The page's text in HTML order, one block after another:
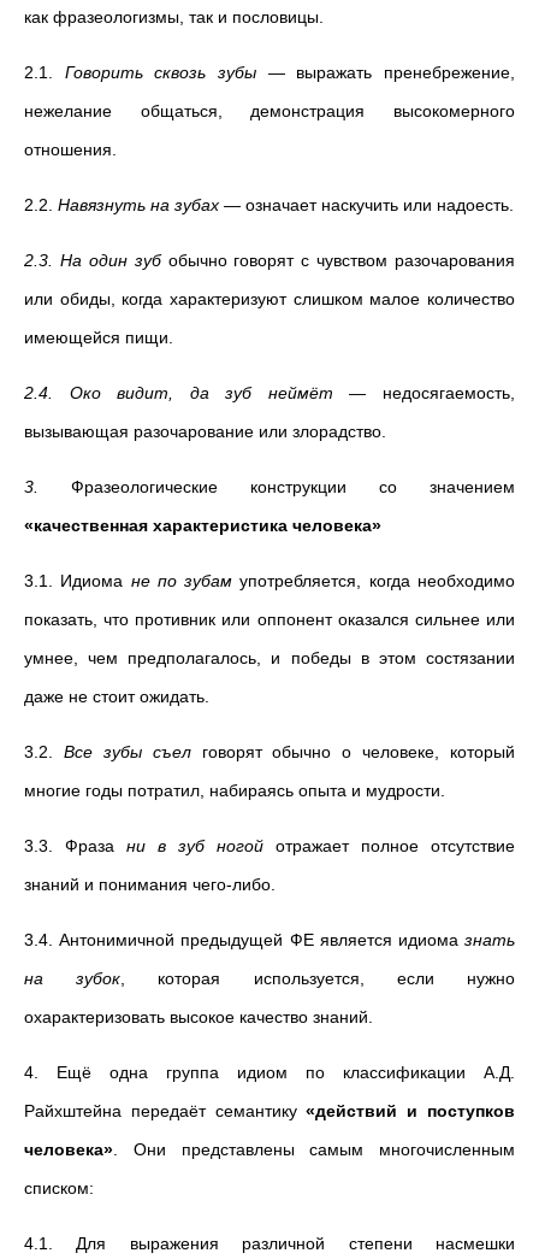
как фразеологизмы, так и пословицы.
2.1. Говорить сквозь зубы —
выражать пренебрежение,
нежелание общаться, демонстрация высокомерного
отношения.
2.2. Навязнуть на зубах — означает наскучить или надоесть.
2.3. На один зуб обычно говорят с чувством разочарования
или обиды, когда характеризуют слишком малое количество
имеющейся пищи.
2.4. Око видит, да зуб неймёт — недосягаемость,
вызывающая разочарование или злорадство.
3.
Фразеологические конструкции со значением
«качественная характеристика человека»
3.1. Идиома не по зубам употребляется, когда необходимо
показать, что противник или оппонент оказался сильнее или
умнее, чем предполагалось, и победы в этом состязании
даже не стоит ожидать.
3.2. Все зубы съел говорят обычно о человеке,
который
многие годы потратил, набираясь опыта и мудрости.
3.3. Фраза ни в зуб ногой отражает полное отсутствие
знаний и понимания чего-либо.
3.4. Антонимичной предыдущей ФЕ является идиома знать
на зубок , которая используется, если нужно
охарактеризовать высокое качество знаний.
4. Ещё одна группа идиом по классификации А.Д.
Райхштейна передаёт семантику«действий и поступков
человека» . Они представлены самым многочисленным
списком:
4.1. Для выражения различной степени насмешки